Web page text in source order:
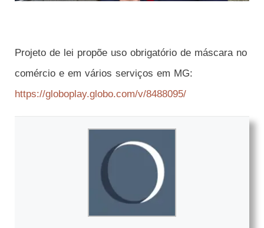
Projeto de lei propõe uso obrigatório de máscara no
comércio e em vários serviços em MG:
https://globoplay.globo.com/v/8488095/